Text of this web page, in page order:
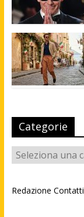
Categorie
Categorie
Redazione Contatti